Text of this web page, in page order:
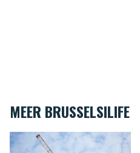
MEER BRUSSELSILIFE
Bouwprojecten vlotter maken: